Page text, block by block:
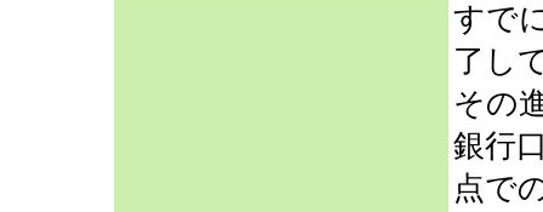
すで
了し
その
銀行
点で